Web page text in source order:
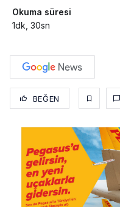
Okuma süresi
1dk, 30sn
BEĞEN